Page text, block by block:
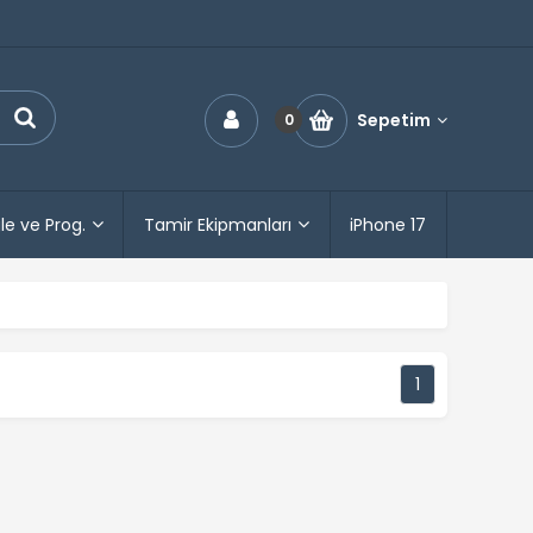
0 Sepetim
ve Prog. Tamir Ekipmanları iPhone 17
1